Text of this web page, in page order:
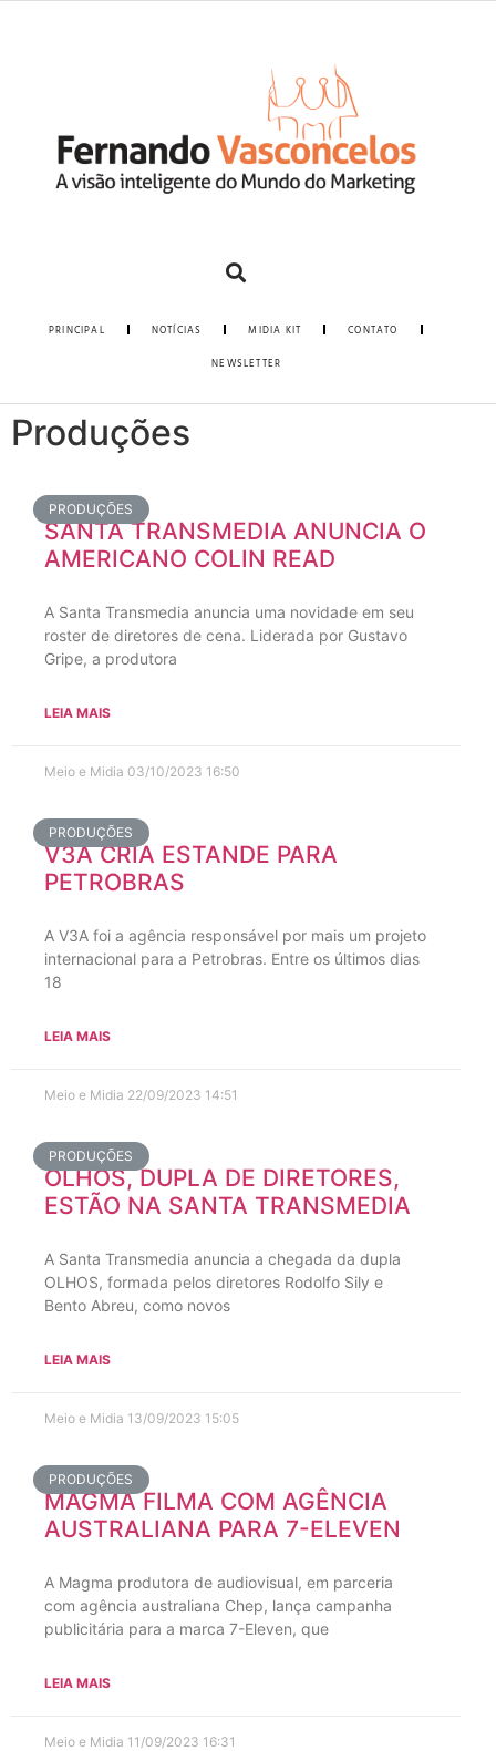
PRINCIPAL NOTÍCIAS MIDIA KIT CONTATO
NEWSLETTER
Produções
PRODUÇÕES
SANTA TRANSMEDIA ANUNCIA O
AMERICANO COLIN READ
A Santa Transmedia anuncia uma novidade em seu
roster de diretores de cena. Liderada por Gustavo
Gripe, a produtora
LEIA MAIS
Meio e Midia 03/10/2023 16:50
PRODUÇÕES
V3A CRIA ESTANDE PARA
PETROBRAS
A V3A foi a agência responsável por mais um projeto
internacional para a Petrobras. Entre os últimos dias
18
LEIA MAIS
Meio e Midia 22/09/2023 14:51
PRODUÇÕES
OLHOS, DUPLA DE DIRETORES,
ESTÃO NA SANTA TRANSMEDIA
A Santa Transmedia anuncia a chegada da dupla
OLHOS, formada pelos diretores Rodolfo Sily e
Bento Abreu, como novos
LEIA MAIS
Meio e Midia 13/09/2023 15:05
PRODUÇÕES
MAGMA FILMA COM AGÊNCIA
AUSTRALIANA PARA 7-ELEVEN
A Magma produtora de audiovisual, em parceria
com agência australiana Chep, lança campanha
publicitária para a marca 7-Eleven, que
LEIA MAIS
Meio e Midia 11/09/2023 16:31